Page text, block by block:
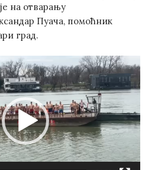
на отварању
Пуача, помоћник
град.